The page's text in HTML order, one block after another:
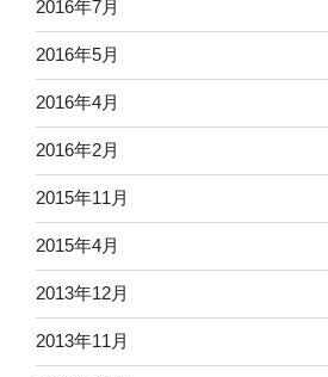
2016年7月
2016年5月
2016年4月
2016年2月
2015年11月
2015年4月
2013年12月
2013年11月